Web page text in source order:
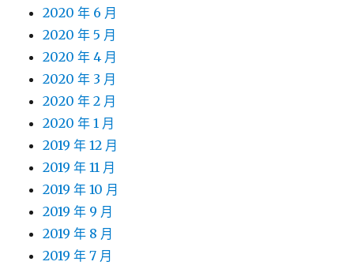
2020 年 6 月
2020 年 5 月
2020 年 4 月
2020 年 3 月
2020 年 2 月
2020 年 1 月
2019 年 12 月
2019 年 11 月
2019 年 10 月
2019 年 9 月
2019 年 8 月
2019 年 7 月